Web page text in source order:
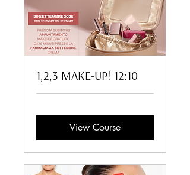
1,2,3 MAKE-UP! 12:10
View Course